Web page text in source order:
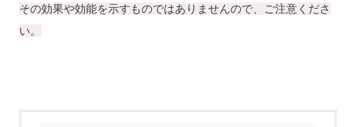
その効果や効能を示すものではありませんので、ご注意くださ
い。